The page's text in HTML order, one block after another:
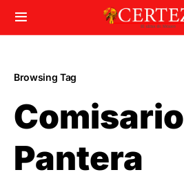
Browsing Tag
Comisario
Pantera